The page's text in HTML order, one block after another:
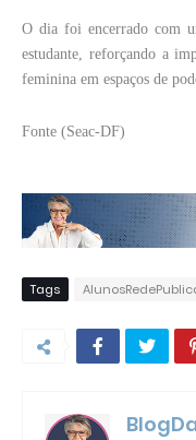
O dia foi encerrado com
estudante, reforçando a
feminina em espaços de
Fonte (Seac-DF)
Tags